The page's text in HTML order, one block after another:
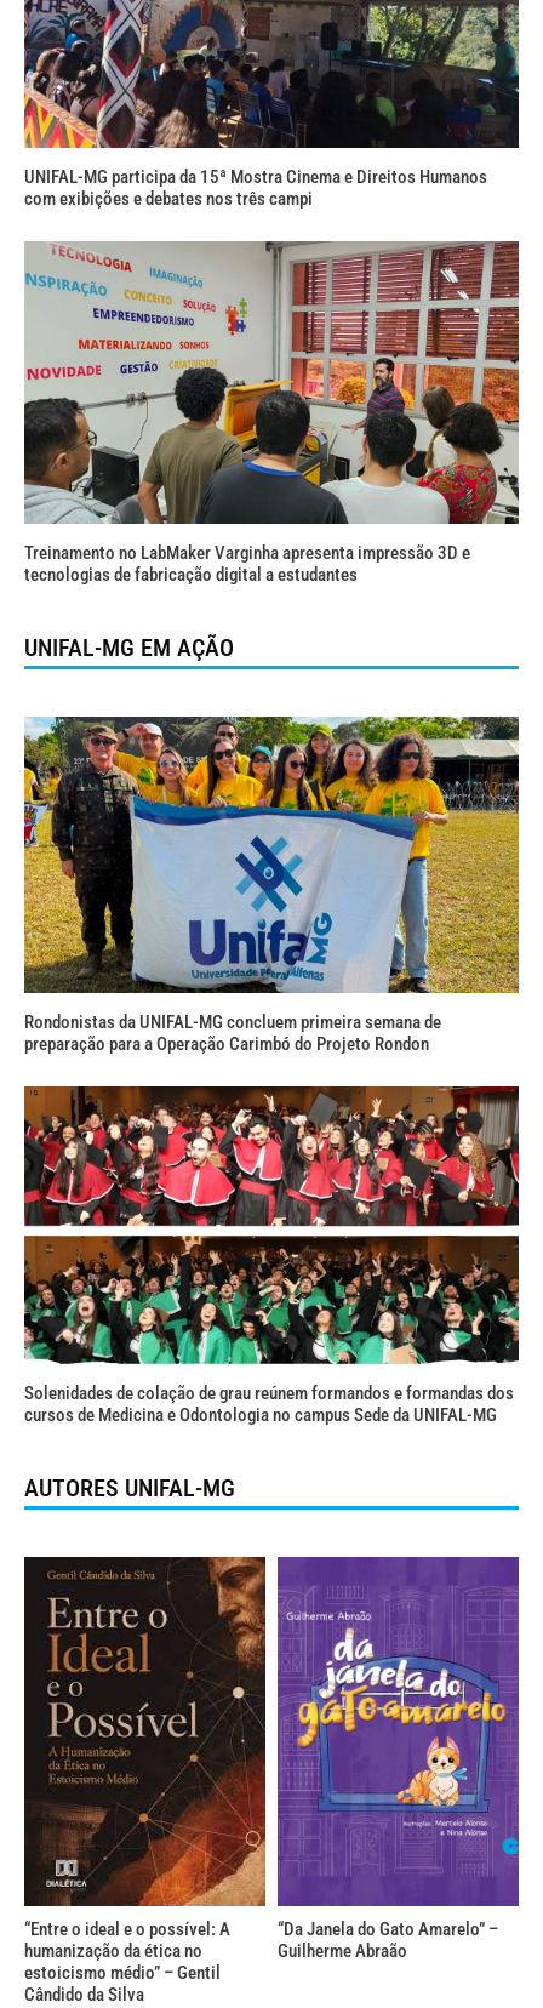
UNIFAL-MG participa da 15ª Mostra Cinema e Direitos Humanos
com exibições e debates nos três campi
Treinamento no LabMaker Varginha apresenta impressão 3D e
tecnologias de fabricação digital a estudantes
UNIFAL-MG EM AÇÃO
Rondonistas da UNIFAL-MG concluem primeira semana de
preparação para a Operação Carimbó do Projeto Rondon
Solenidades de colação de grau reúnem formandos e formandas dos
cursos de Medicina e Odontologia no campus Sede da UNIFAL-MG
AUTORES UNIFAL-MG
“Entre o ideal e o possível: A
humanização da ética no
estoicismo médio” – Gentil
Cândido da Silva
“Da Janela do Gato Amarelo” –
Guilherme Abraão